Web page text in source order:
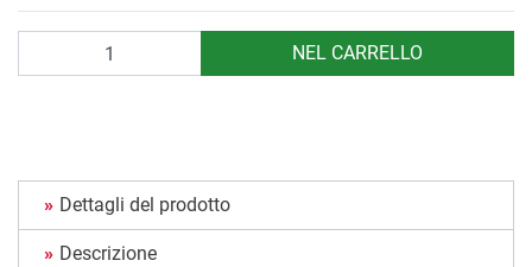
NEL CARRELLO
Dettagli del prodotto
Descrizione